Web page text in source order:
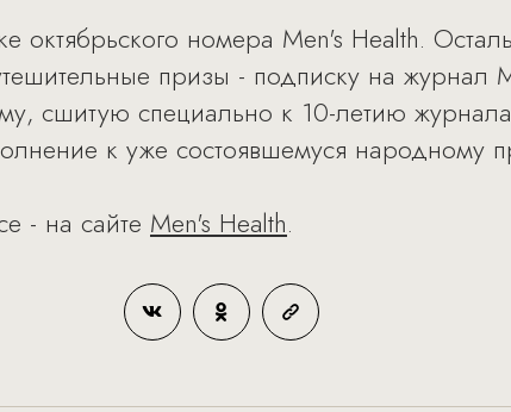
октябрьского номера Men's Health.
призы - подписку на журнал
сшитую специально к 10-летию
к уже состоявшемуся народному
- на сайте Men's Health.